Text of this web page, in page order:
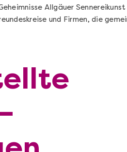
Sushi Selber
Allgäuer Sennereikunst
und Firmen, die